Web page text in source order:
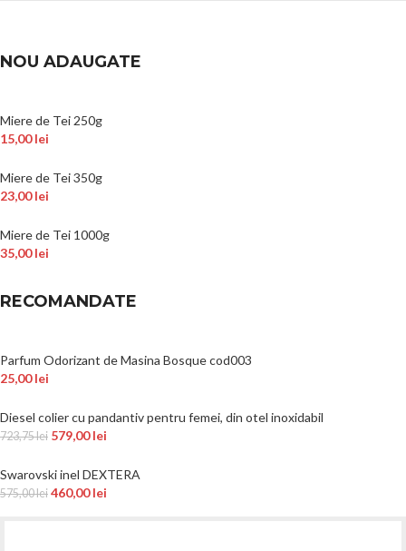
NOU ADAUGATE
Miere de Tei 250g
15,00lei
Miere de Tei 350g
23,00lei
Miere de Tei 1000g
35,00lei
RECOMANDATE
Parfum Odorizant de Masina Bosque cod003
25,00lei
Diesel colier cu pandantiv pentru femei, din otel inoxidabil
723,75lei 579,00lei
Swarovski inel DEXTERA
575,00lei 460,00lei